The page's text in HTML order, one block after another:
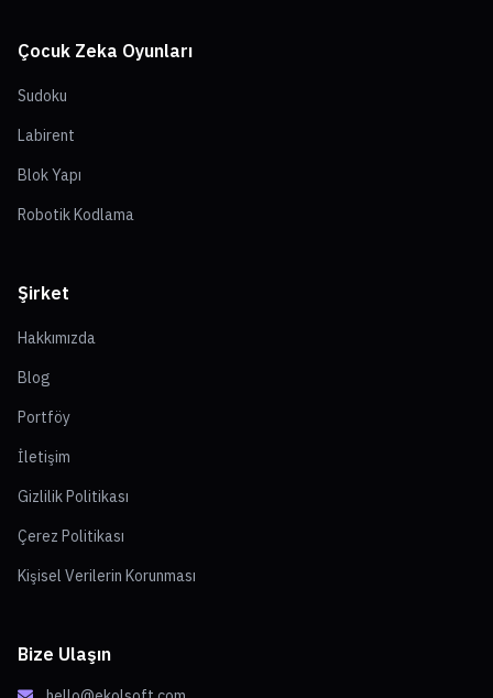
Çocuk Zeka Oyunları
Sudoku
Labirent
Blok Yapı
Robotik Kodlama
Şirket
Hakkımızda
Blog
Portföy
İletişim
Gizlilik Politikası
Çerez Politikası
Kişisel Verilerin Korunması
Bize Ulaşın